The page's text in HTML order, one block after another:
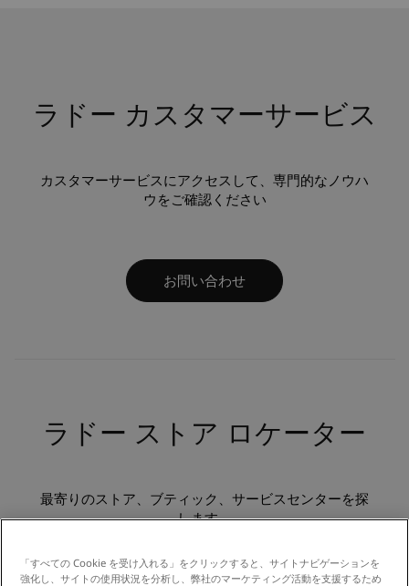
ラドー カスタマーサービス
カスタマーサービスにアクセスして、専門的なノウハ
ウをご確認ください
お問い合わせ
ラドー ストア ロケーター
最寄りのストア、ブティック、サービスセンターを探
します。
「すべての Cookie を受け入れる」をクリックすると、サイトナビゲーションを
強化し、サイトの使用状況を分析し、弊社のマーケティング活動を支援するため